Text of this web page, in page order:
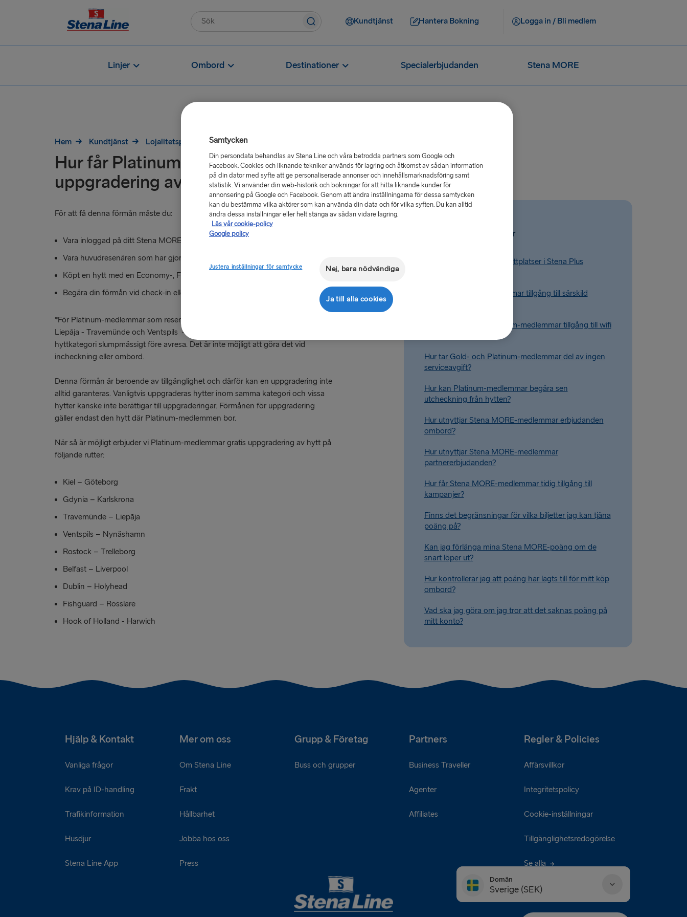
Kundtjänst Hantera Bokning Logga in / Bli medlem
Linjer Ombord Destinationer Specialerbjudanden Stena MORE
Hem Kundtjänst Lojalitetsprogram Hur begär Platinum-medlemmar uppgradering av hytt?
Hur får Platinum-medlemmar en
uppgradering av hytt?
För att få denna förmån måste du:
Vara inloggad på ditt Stena MORE-konto.
Vara huvudresenären som har gjort bokningen.
Köpt en hytt med en Economy-, Flexi- eller Premium-biljett.
Begära din förmån vid check-in eller hos Guest Services ombord.*
*För Platinum-medlemmar som reser på rutterna Hook of Holland - Harwich,
Liepāja - Travemünde och Ventspils - Nynäshamn sker uppgradering av
hyttkategori slumpmässigt före avresa. Det är inte möjligt att göra det vid
incheckning eller ombord.
Denna förmån är beroende av tillgänglighet och därför kan en uppgradering inte
alltid garanteras. Vanligtvis uppgraderas hytter inom samma kategori och vissa
hytter kanske inte berättigar till uppgraderingar. Förmånen för uppgradering
gäller endast den hytt där Platinum-medlemmen bor.
När så är möjligt erbjuder vi Platinum-medlemmar gratis uppgradering av hytt på
följande rutter:
Kiel – Göteborg
Gdynia – Karlskrona
Travemünde – Liepāja
Ventspils – Nynäshamn
Rostock – Trelleborg
Belfast – Liverpool
Dublin – Holyhead
Fishguard – Rosslare
Hook of Holland - Harwich
Vanliga frågor
Hur reserverar jag gratis sittplatser i Stena Plus
Hur får Platinum-medlemmar tillgång till särskild
Hur får Gold- och Platinum-medlemmar tillgång till wifi
Hur tar Gold- och Platinum-medlemmar del av ingen
serviceavgift?
Hur kan Platinum-medlemmar begära sen
utcheckning från hytten?
Hur utnyttjar Stena MORE-medlemmar erbjudanden
ombord?
Hur utnyttjar Stena MORE-medlemmar
partnererbjudanden?
Hur får Stena MORE-medlemmar tidig tillgång till
kampanjer?
Finns det begränsningar för vilka biljetter jag kan tjäna
poäng på?
Kan jag förlänga mina Stena MORE-poäng om de
snart löper ut?
Hur kontrollerar jag att poäng har lagts till för mitt köp
ombord?
Vad ska jag göra om jag tror att det saknas poäng på
mitt konto?
Hjälp & Kontakt Mer om oss Grupp & Företag Partners Regler & Policies
Vanliga frågor
Krav på ID-handling
Trafikinformation
Husdjur
Stena Line App
Om Stena Line
Frakt
Hållbarhet
Jobba hos oss
Press
Buss och grupper Business Traveller
Agenter
Affiliates
Affärsvillkor
Integritetspolicy
Cookie-inställningar
Tillgänglighetsredogörelse
Se alla
Domän
Sverige (SEK)
Danmark (DKK)
Samtycken
Din persondata behandlas av Stena Line och våra betrodda partners som Google och
Facebook. Cookies och liknande tekniker används för lagring och åtkomst av sådan information
på din dator med syfte att ge personaliserade annonser och innehållsmarknadsföring samt
statistik. Vi använder din web-historik och bokningar för att hitta liknande kunder för
annonsering på Google och Facebook. Genom att ändra inställningarna för dessa samtycken
kan du bestämma vilka aktörer som kan använda din data och för vilka syften. Du kan alltid
ändra dessa inställningar eller helt stänga av sådan vidare lagring.
Läs vår cookie-policy
Google policy
Justera inställningar för samtycke Nej, bara nödvändiga
Ja till alla cookies